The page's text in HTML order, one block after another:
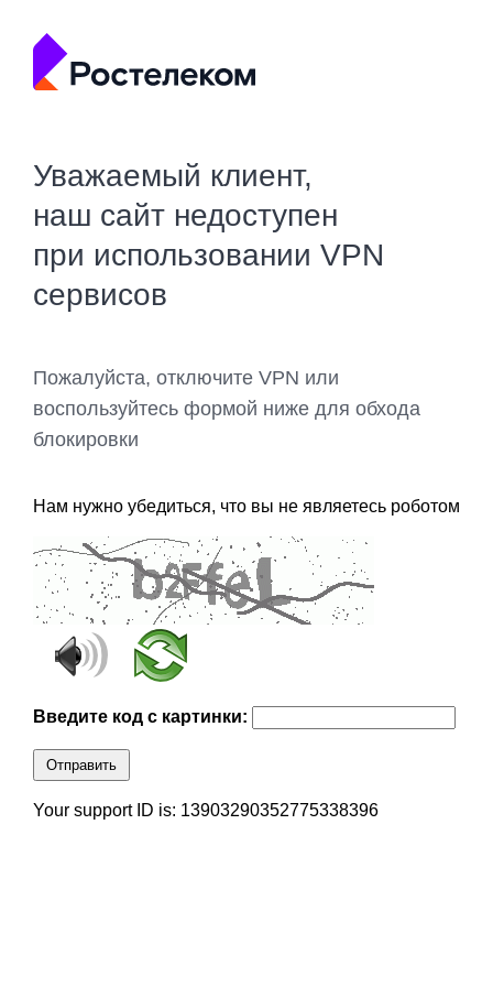
Уважаемый клиент,
наш сайт недоступен
при использовании VPN
сервисов
Пожалуйста, отключите VPN или
воспользуйтесь формой ниже для обхода
блокировки
Нам нужно убедиться, что вы не являетесь роботом
Введите код с картинки:
Отправить
Your support ID is: 13903290352775338396